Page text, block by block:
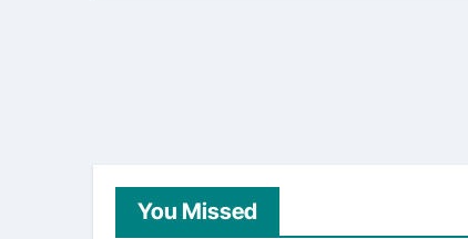
You Missed